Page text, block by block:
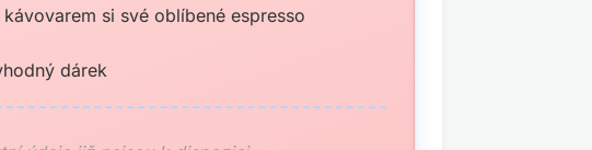
si své oblíbené espresso
dárek